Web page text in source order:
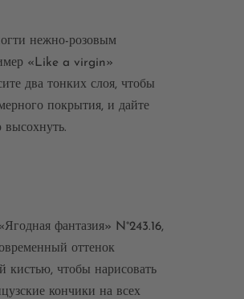
нежно-розовым
«Like a virgin»
два тонких слоя, чтобы
покрытия, и дайте
высохнуть.
фантазия» N°243.16,
оттенок
кистью, чтобы нарисовать
кончики на всех